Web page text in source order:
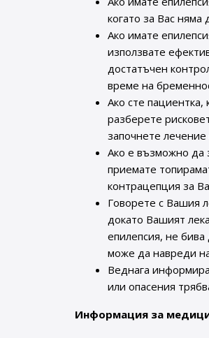
когато за Вас
Ако имате
използвате
достатъчен
време на
Ако сте
разберете
започнете
Ако е възможно да
приемате
контрацепция за
Говорете с Вашия
докато Вашият
епилепсия, не
може да навреди
Веднага
или опасения
Информация за